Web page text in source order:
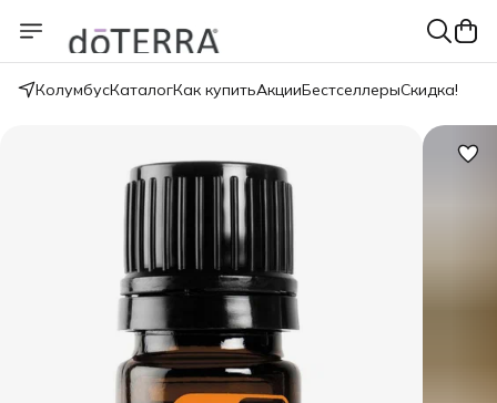
КолумбусКаталогКак купитьАкцииБестселлерыСкидка!